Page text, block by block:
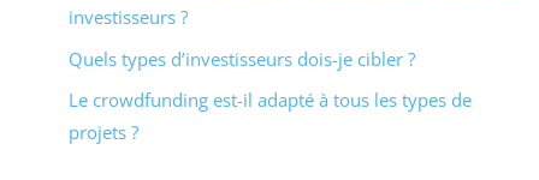
investisseurs ?
Quels types d’investisseurs dois-je cibler ?
Le crowdfunding est-il adapté à tous les types de
projets ?